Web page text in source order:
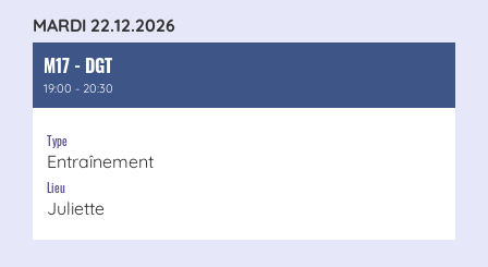
MARDI 22.12.2026
M17 - DGT
19:00 - 20:30
Type
Entraînement
Lieu
Juliette